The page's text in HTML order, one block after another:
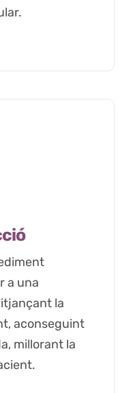
a una
la
aconseguint
millorant la